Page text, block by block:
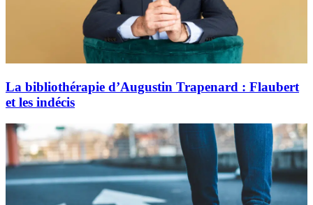
La bibliothérapie d’Augustin Trapenard : Flaubert
et les indécis